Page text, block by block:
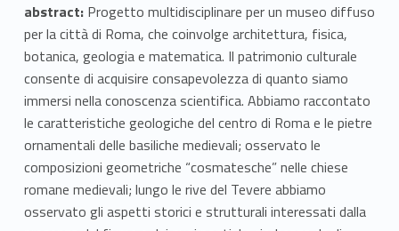
o
D
i
f
f
u
abstract:Progetto multidisciplinare per un museo diffuso
per la città di Roma, che coinvolge architettura, fisica,
botanica, geologia e matematica. Il patrimonio culturale
consente di acquisire consapevolezza di quanto siamo
immersi nella conoscenza scientifica. Abbiamo raccontato
le caratteristiche geologiche del centro di Roma e le pietre
ornamentali delle basiliche medievali; osservato le
composizioni geometriche “cosmatesche” nelle chiese
romane medievali; lungo le rive del Tevere abbiamo
osservato gli aspetti storici e strutturali interessati dalla